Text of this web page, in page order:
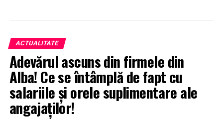
ACTUALITATE
Adevărul ascuns din firmele din
Alba! Ce se întâmplă de fapt cu
salariile și orele suplimentare ale
angajaților!